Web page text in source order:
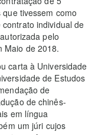
tivessem como
individual de
pelo
Maio de 2018.
carta à Universidade
de Estudos
de
de chinês-
em língua
um júri cujos